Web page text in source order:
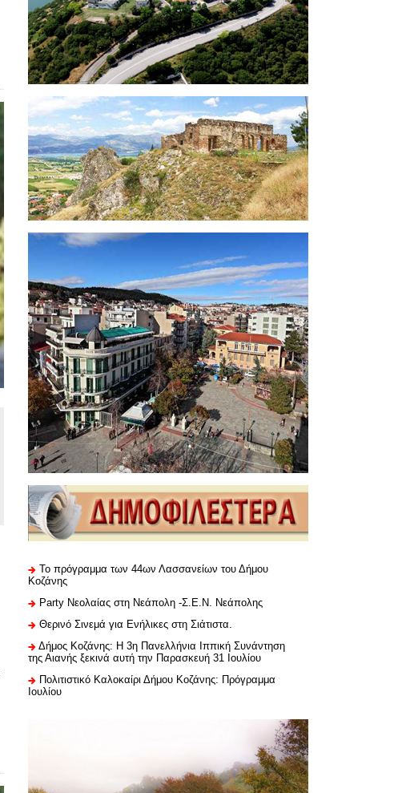
Το πρόγραμμα των 44ων Λασσανείων του Δήμου
Κοζάνης
Party Νεολαίας στη Νεάπολη -Σ.Ε.Ν. Νεάπολης
Θερινό Σινεμά για Ενήλικες στη Σιάτιστα.
Δήμος Κοζάνης: Η 3η Πανελλήνια Ιππική Συνάντηση
της Αιανής ξεκινά αυτή την Παρασκευή 31 Ιουλίου
Πολιτιστικό Καλοκαίρι Δήμου Κοζάνης: Πρόγραμμα
Ιουλίου